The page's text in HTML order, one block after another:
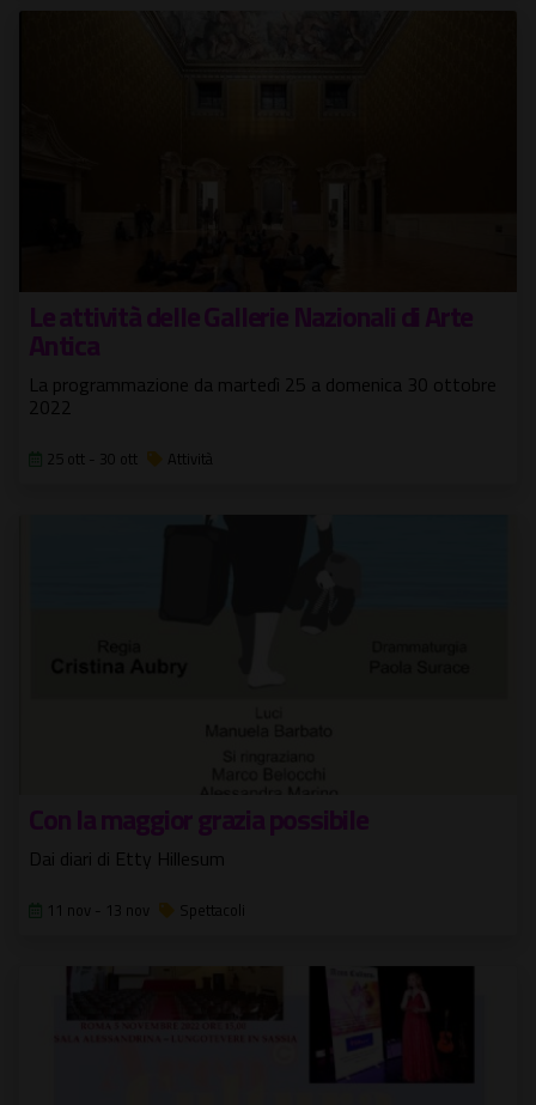
Le attività delle Gallerie Nazionali di Arte
Antica
La programmazione da martedì 25 a domenica 30 ottobre
2022
25 ott - 30 ott Attività
Con la maggior grazia possibile
Dai diari di Etty Hillesum
11 nov - 13 nov Spettacoli